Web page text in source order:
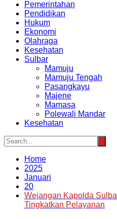
Pemerintahan
Pendidikan
Hukum
Ekonomi
Olahraga
Kesehatan
Sulbar
Mamuju
Mamuju Tengah
Pasangkayu
Majene
Mamasa
Polewali Mandar
Kesehatan
Home
2025
Januari
20
Wejangan Kapolda
Tingkatkan Pelayanan